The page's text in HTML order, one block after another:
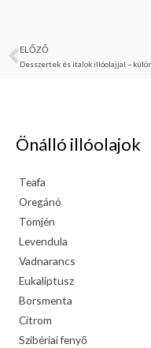
Előző
ELŐZŐ
Önálló illóolajok
Teafa
Oregánó
Tömjén
Levendula
Vadnarancs
Eukaliptusz
Borsmenta
Citrom
Szibériai fenyő